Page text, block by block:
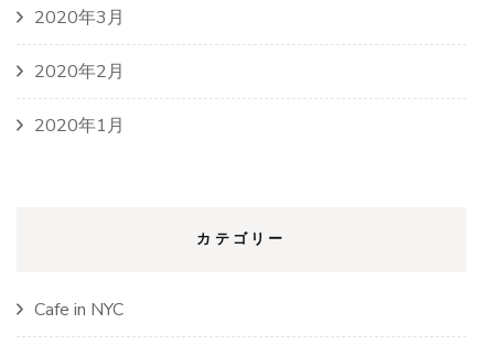
2020年3月
2020年2月
2020年1月
カテゴリー
Cafe in NYC